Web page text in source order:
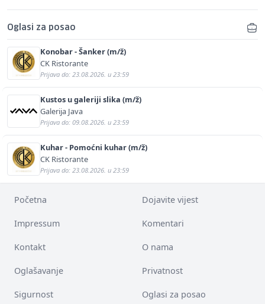
Oglasi za posao
Konobar - Šanker (m/ž)
CK Ristorante
Prijava do: 23.08.2026. u 23:59
Kustos u galeriji slika (m/ž)
Galerija Java
Prijava do: 09.08.2026. u 23:59
Kuhar - Pomoćni kuhar (m/ž)
CK Ristorante
Prijava do: 23.08.2026. u 23:59
Početna Dojavite vijest
Impressum Komentari
Kontakt O nama
Oglašavanje Privatnost
Sigurnost Oglasi za posao